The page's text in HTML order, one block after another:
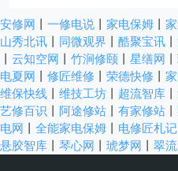
安修网 一修电说 家电保姆
山秀北讯
同微观界 酷聚宝讯
云知空网 竹涧修颐 星缮网
电夏网
修匠维修 荣德快修
维保快线
维技工坊 超流智库
艺修百识
阿途修站 有家修站
电网
全能家电保姆 电修匠札记
悬胶智库
琴心网 琥梦网 翠